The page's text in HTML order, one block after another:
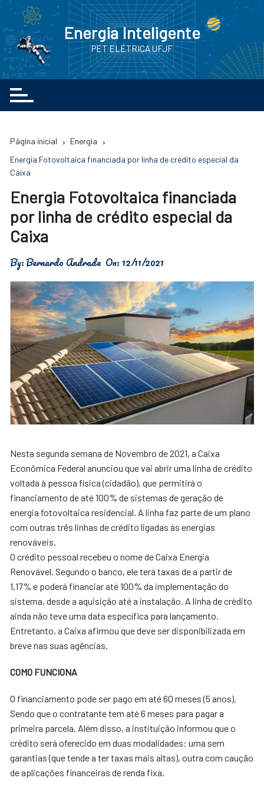
Ir
conteúdo
Energia Inteligente
PET ELÉTRICA UFJF
Página inicial
Energia
Energia Fotovoltaica financiada por linha de crédito especial da
Caixa
Energia Fotovoltaica financiada
por linha de crédito especial da
Caixa
By:Bernardo Andrade On: 12/11/2021
Nesta segunda semana de Novembro de 2021, a Caixa
Econômica Federal anunciou que vai abrir uma linha de crédito
voltada à pessoa física (cidadão), que permitirá o
financiamento de até 100% de sistemas de geração de
energia fotovoltaica residencial. A linha faz parte de um plano
com outras três linhas de crédito ligadas às energias
renováveis.
O crédito pessoal recebeu o nome de Caixa Energia
Renovável. Segundo o banco, ele terá taxas de a partir de
1,17% e poderá financiar até 100% da implementação do
sistema, desde a aquisição até a instalação. A linha de crédito
ainda não teve uma data específica para lançamento.
Entretanto, a Caixa afirmou que deve ser disponibilizada em
breve nas suas agências.
COMO FUNCIONA
O financiamento pode ser pago em até 60 meses (5 anos).
Sendo que o contratante tem até 6 meses para pagar a
primeira parcela. Além disso, a instituição informou que o
crédito será oferecido em duas modalidades: uma sem
garantias (que tende a ter taxas mais altas), outra com caução
de aplicações financeiras de renda fixa.